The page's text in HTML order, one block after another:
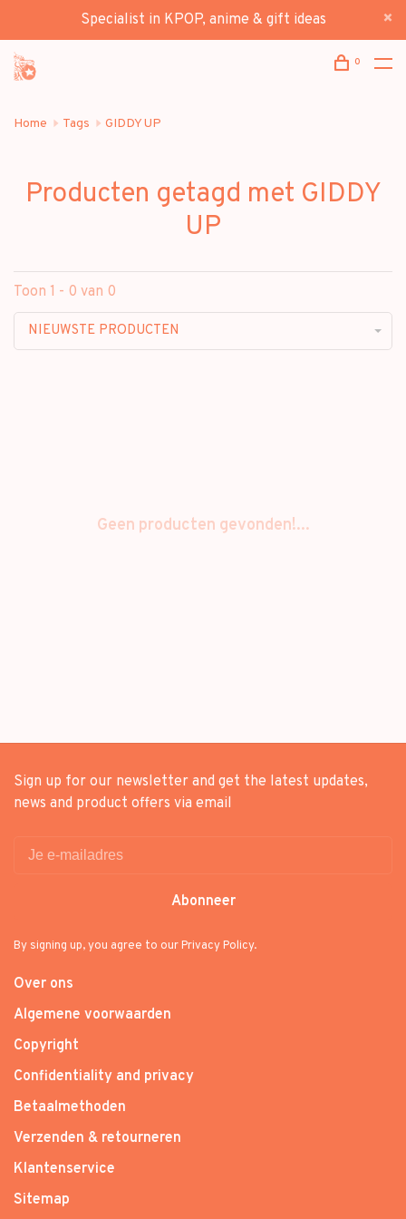
Specialist in KPOP, anime & gift ideas
0
Home Tags GIDDY UP
Producten getagd met GIDDY
UP
Toon 1 - 0 van 0
NIEUWSTE PRODUCTEN
Geen producten gevonden!...
Sign up for our newsletter and get the latest updates,
news and product offers via email
Abonneer
By signing up, you agree to our Privacy Policy.
Over ons
Algemene voorwaarden
Copyright
Confidentiality and privacy
Betaalmethoden
Verzenden & retourneren
Klantenservice
Sitemap